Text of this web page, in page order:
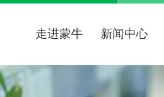
走进蒙牛 新闻中心